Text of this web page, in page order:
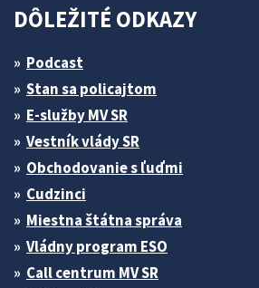
DÔLEŽITÉ ODKAZY
Podcast
Stan sa policajtom
E-služby MV SR
Vestník vlády SR
Obchodovanie s ľuďmi
Cudzinci
Miestna štátna správa
Vládny program ESO
Call centrum MV SR